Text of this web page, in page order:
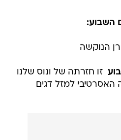
השבוע:
הנוקשה
 זו חזרתה של ונוס שלנו
האסרטיבי למזל דגים